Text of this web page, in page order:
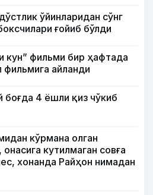
ўйинларидан сўнг
ғойиб бўлди
кун” фильми бир ҳафтада
фильмига айланди
4 ёшли қиз чўкиб
кўрмана олган
кутилмаган совға
хонанда Райҳон нимадан